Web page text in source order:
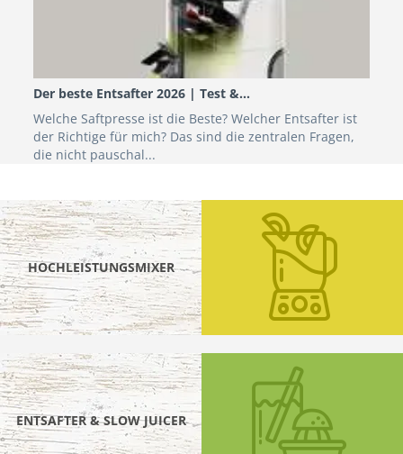
Der beste Entsafter 2026 | Test &...
Welche Saftpresse ist die Beste? Welcher Entsafter ist
der Richtige für mich? Das sind die zentralen Fragen,
die nicht pauschal...
HOCHLEISTUNGSMIXER
ENTSAFTER & SLOW JUICER